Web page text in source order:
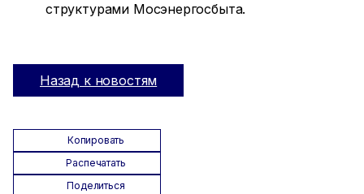
структурами Мосэнергосбыта.
Назад к новостям
Копировать
Распечатать
Поделиться